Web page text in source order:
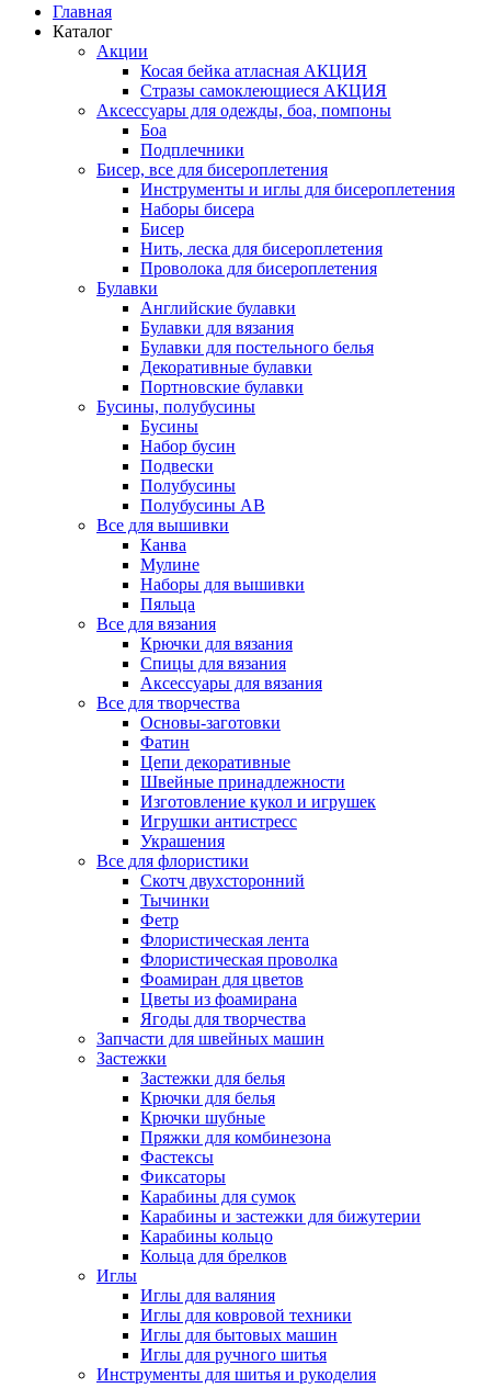
Главная
Каталог
Акции
Косая бейка атласная АКЦИЯ
Стразы самоклеющиеся АКЦИЯ
Аксессуары для одежды, боа, помпоны
Боа
Подплечники
Бисер, все для бисероплетения
Инструменты и иглы для бисероплетения
Наборы бисера
Бисер
Нить, леска для бисероплетения
Проволока для бисероплетения
Булавки
Английские булавки
Булавки для вязания
Булавки для постельного белья
Декоративные булавки
Портновские булавки
Бусины, полубусины
Бусины
Набор бусин
Подвески
Полубусины
Полубусины AB
Все для вышивки
Канва
Мулине
Наборы для вышивки
Пяльца
Все для вязания
Крючки для вязания
Спицы для вязания
Аксессуары для вязания
Все для творчества
Основы-заготовки
Фатин
Цепи декоративные
Швейные принадлежности
Изготовление кукол и игрушек
Игрушки антистресс
Украшения
Все для флористики
Скотч двухсторонний
Тычинки
Фетр
Флористическая лента
Флористическая проволка
Фоамиран для цветов
Цветы из фоамирана
Ягоды для творчества
Запчасти для швейных машин
Застежки
Застежки для белья
Крючки для белья
Крючки шубные
Пряжки для комбинезона
Фастексы
Фиксаторы
Карабины для сумок
Карабины и застежки для бижутерии
Карабины кольцо
Кольца для брелков
Иглы
Иглы для валяния
Иглы для ковровой техники
Иглы для бытовых машин
Иглы для ручного шитья
Инструменты для шитья и рукоделия